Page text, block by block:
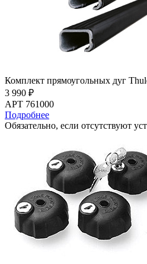
Комплект прямоугольных дуг
3 990 ₽
АРТ 761000
Подробнее
Обязательно, если отсутствуют